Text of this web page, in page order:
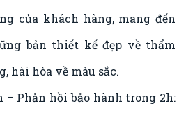
của khách hàng, mang đến
bản thiết kế đẹp về thẩm
hài hòa về màu sắc.
– Phản hồi bảo hành trong 2h: